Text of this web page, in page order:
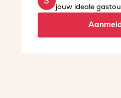
jouw ideale